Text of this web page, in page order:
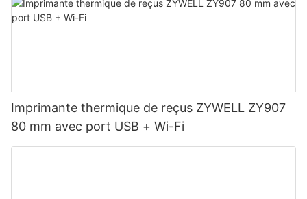
Imprimante thermique de reçus ZYWELL ZY907
80 mm avec port USB + Wi-Fi